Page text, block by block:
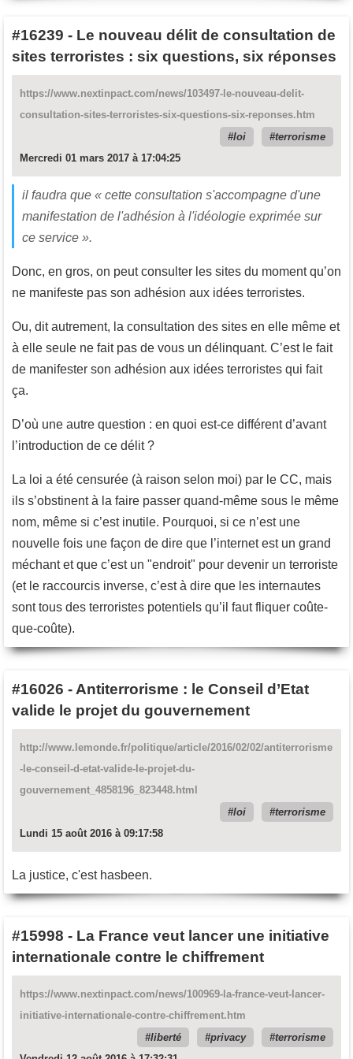
#16239 - Le nouveau délit de consultation de
sites terroristes : six questions, six réponses
https://www.nextinpact.com/news/103497-le-nouveau-delit-
consultation-sites-terroristes-six-questions-six-reponses.htm
loi
terrorisme
Mercredi 01 mars 2017 à 17:04:25
il faudra que « cette consultation s'accompagne d'une
manifestation de l'adhésion à l'idéologie exprimée sur
ce service ».
Donc, en gros, on peut consulter les sites du moment qu’on
ne manifeste pas son adhésion aux idées terroristes.
Ou, dit autrement, la consultation des sites en elle même et
à elle seule ne fait pas de vous un délinquant. C’est le fait
de manifester son adhésion aux idées terroristes qui fait
ça.
D’où une autre question : en quoi est-ce différent d’avant
l’introduction de ce délit ?
La loi a été censurée (à raison selon moi) par le CC, mais
ils s’obstinent à la faire passer quand-même sous le même
nom, même si c’est inutile. Pourquoi, si ce n’est une
nouvelle fois une façon de dire que l’internet est un grand
méchant et que c’est un "endroit" pour devenir un terroriste
(et le raccourcis inverse, c’est à dire que les internautes
sont tous des terroristes potentiels qu’il faut fliquer coûte-
que-coûte).
#16026 - Antiterrorisme : le Conseil d’Etat
valide le projet du gouvernement
http://www.lemonde.fr/politique/article/2016/02/02/antiterrorisme
-le-conseil-d-etat-valide-le-projet-du-
gouvernement_4858196_823448.html
loi
terrorisme
Lundi 15 août 2016 à 09:17:58
La justice, c'est hasbeen.
#15998 - La France veut lancer une initiative
internationale contre le chiffrement
https://www.nextinpact.com/news/100969-la-france-veut-lancer-
initiative-internationale-contre-chiffrement.htm
liberté
privacy
terrorisme